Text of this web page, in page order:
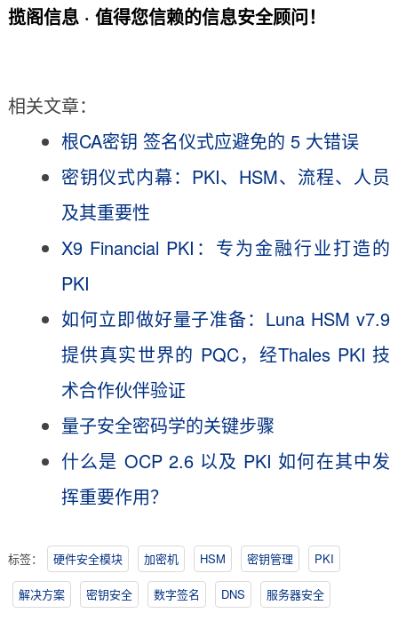
揽阁信息 · 值得您信赖的信息安全顾问！
相关文章：
根CA密钥 签名仪式应避免的 5 大错误
密钥仪式内幕：PKI、HSM、流程、人员
及其重要性
X9 Financial PKI：专为金融行业打造的
PKI
如何立即做好量子准备：Luna HSM v7.9
提供真实世界的 PQC，经Thales PKI 技
术合作伙伴验证
量子安全密码学的关键步骤
什么是 OCP 2.6 以及 PKI 如何在其中发
挥重要作用？
标签： 硬件安全模块 加密机 HSM 密钥管理 PKI
解决方案 密钥安全 数字签名 DNS 服务器安全